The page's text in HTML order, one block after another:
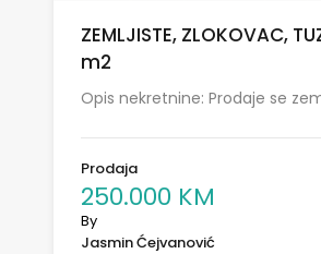
ZEMLJISTE, ZLOKOVAC,
m2
Opis nekretnine: Prodaje se
Prodaja
250.000 KM
By
Jasmin Ćejvanović